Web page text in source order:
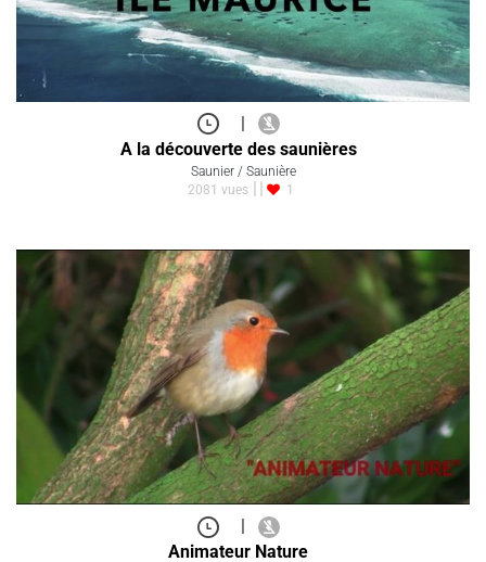
|
A la découverte des saunières
Saunier / Saunière
2081 vues
1
|
Animateur Nature